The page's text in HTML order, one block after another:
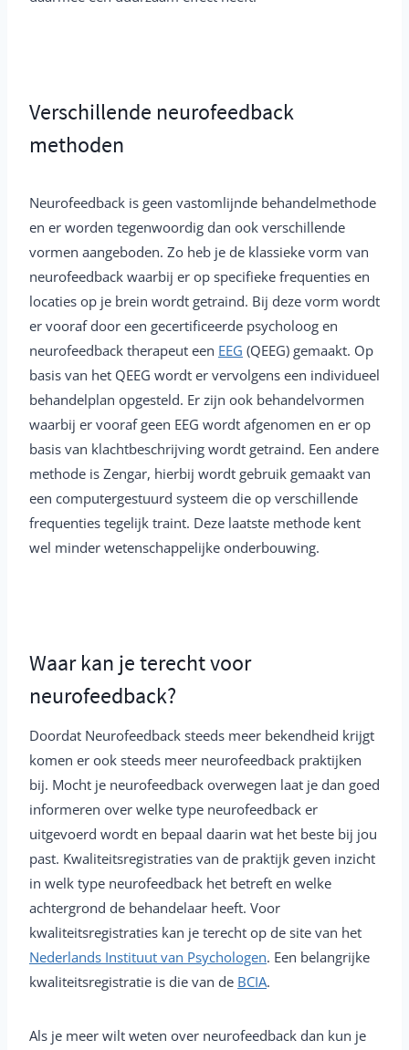
Verschillende neurofeedback
methoden
Neurofeedback is geen vastomlijnde behandelmethode
en er worden tegenwoordig dan ook verschillende
vormen aangeboden. Zo heb je de klassieke vorm van
neurofeedback waarbij er op specifieke frequenties en
locaties op je brein wordt getraind. Bij deze vorm wordt
er vooraf door een gecertificeerde psycholoog en
neurofeedback therapeut een EEG (QEEG) gemaakt. Op
basis van het QEEG wordt er vervolgens een individueel
behandelplan opgesteld. Er zijn ook behandelvormen
waarbij er vooraf geen EEG wordt afgenomen en er op
basis van klachtbeschrijving wordt getraind. Een andere
methode is Zengar, hierbij wordt gebruik gemaakt van
een computergestuurd systeem die op verschillende
frequenties tegelijk traint. Deze laatste methode kent
wel minder wetenschappelijke onderbouwing.
Waar kan je terecht voor
neurofeedback?
Doordat Neurofeedback steeds meer bekendheid krijgt
komen er ook steeds meer neurofeedback praktijken
bij. Mocht je neurofeedback overwegen laat je dan goed
informeren over welke type neurofeedback er
uitgevoerd wordt en bepaal daarin wat het beste bij jou
past. Kwaliteitsregistraties van de praktijk geven inzicht
in welk type neurofeedback het betreft en welke
achtergrond de behandelaar heeft. Voor
kwaliteitsregistraties kan je terecht op de site van het
Nederlands Instituut van Psychologen. Een belangrijke
kwaliteitsregistratie is die van de BCIA.
Als je meer wilt weten over neurofeedback dan kun je